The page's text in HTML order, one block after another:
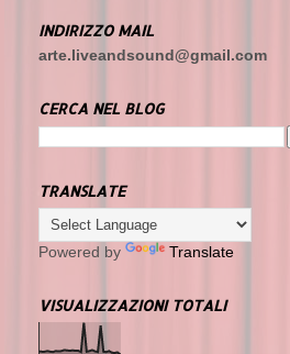
INDIRIZZO MAIL
arte.liveandsound@gmail.com
CERCA NEL BLOG
TRANSLATE
Powered by Translate
VISUALIZZAZIONI TOTALI